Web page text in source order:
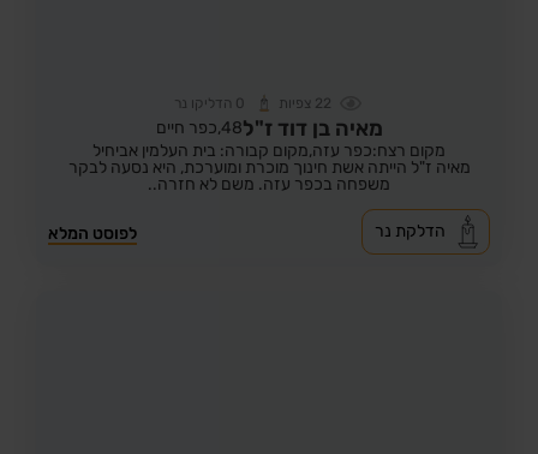
22 צפיות 0 הדליקו נר
מאיה בן דוד ז"ל48, כפר חיים
מקום רצח:כפר עזה,מקום קבורה: בית העלמין אביחיל
מאיה ז"ל הייתה אשת חינוך מוכרת ומוערכת, היא נסעה לבקר
משפחה בכפר עזה. משם לא חזרה..
לפוסט המלא הדלקת נר